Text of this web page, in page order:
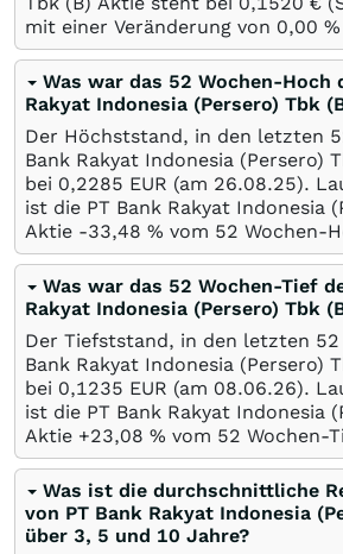
mit einer Veränderung von 0,00 %
Was war das 52 Wochen-Hoch
Rakyat Indonesia (Persero) Tbk
Der Höchststand, in den letzten
Bank Rakyat Indonesia (Persero)
bei 0,2285 EUR (am 26.08.25).
ist die PT Bank Rakyat Indonesia
Aktie -33,48 % vom 52 Wochen-
Was war das 52 Wochen-Tief
Rakyat Indonesia (Persero) Tbk
Der Tiefststand, in den letzten 52
Bank Rakyat Indonesia (Persero)
bei 0,1235 EUR (am 08.06.26).
ist die PT Bank Rakyat Indonesia
Aktie +23,08 % vom 52 Wochen-
Was ist die durchschnittliche
von PT Bank Rakyat Indonesia
über 3, 5 und 10 Jahre?